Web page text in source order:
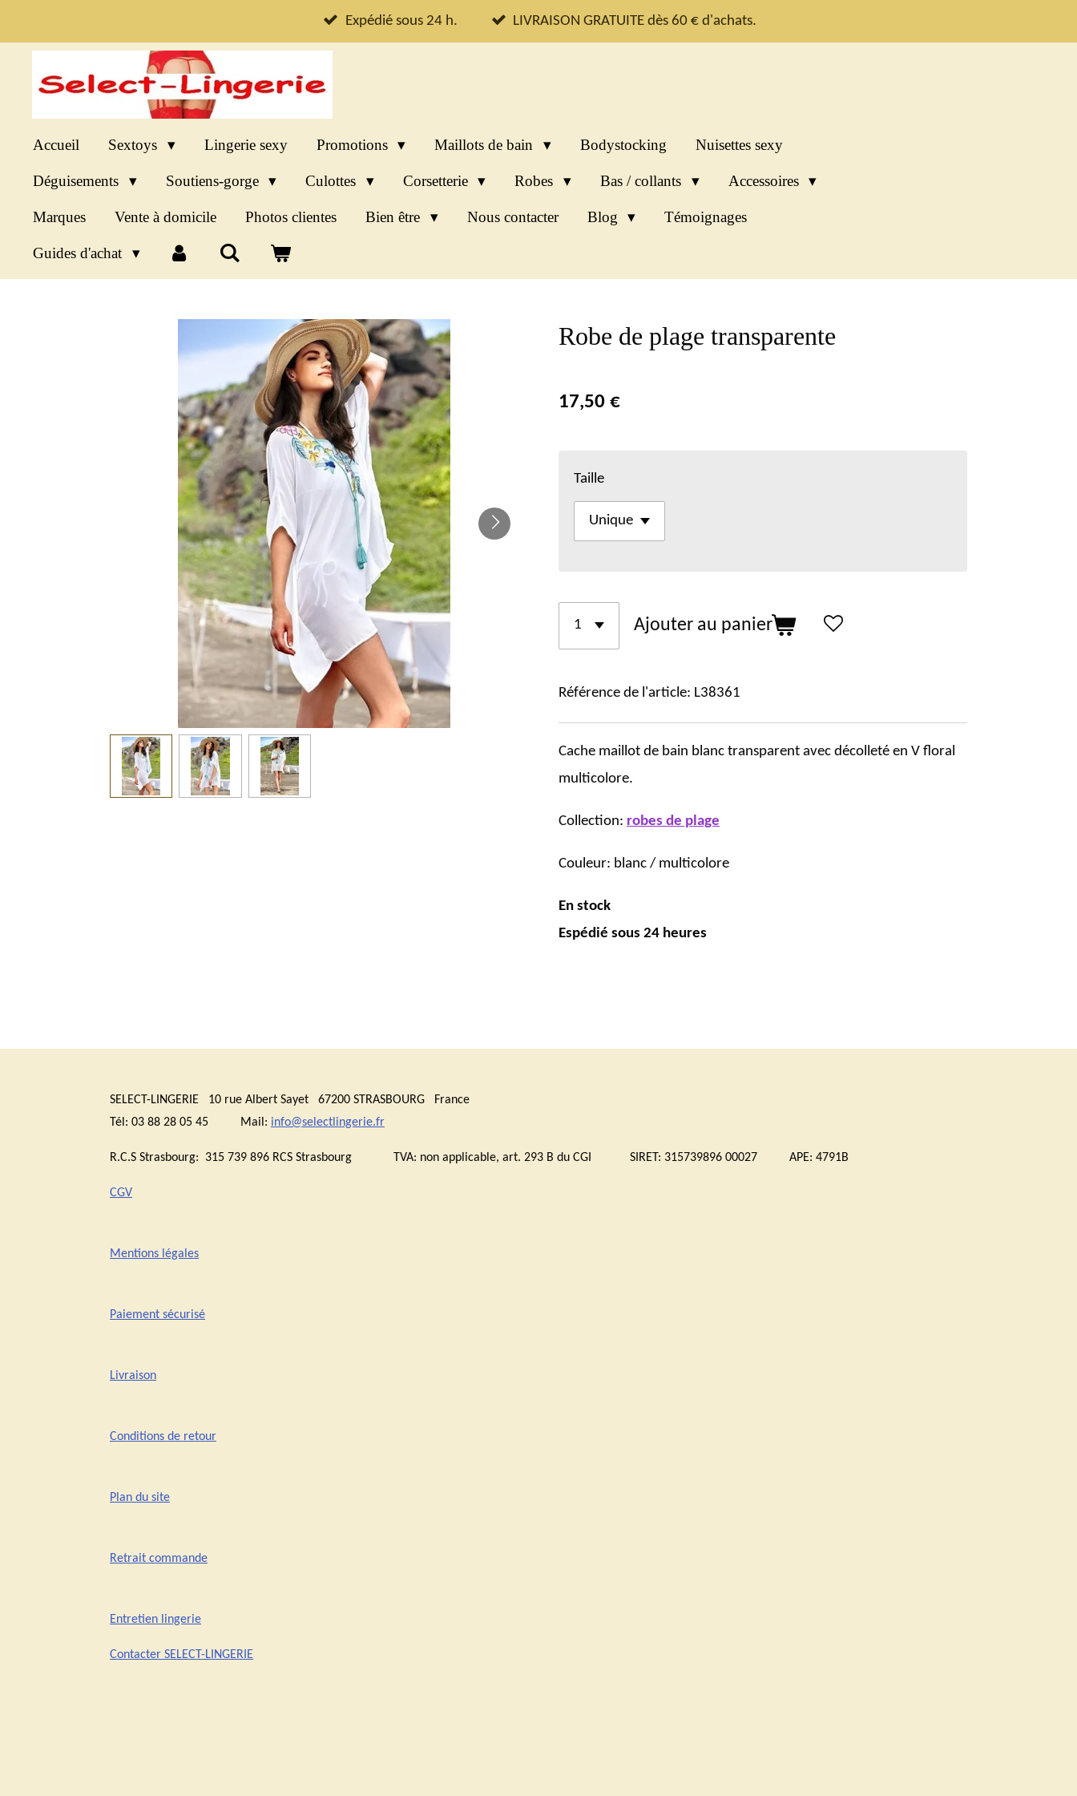
au
contenu
Expédié sous 24 h. LIVRAISON GRATUITE dès 60 € d'achats.
Accueil Sextoys Lingerie sexy Promotions Maillots de bain Bodystocking Nuisettes sexy
Déguisements Soutiens-gorge Culottes Corsetterie Robes Bas / collants Accessoires
Marques Vente à domicile Photos clientes Bien être Nous contacter Blog Témoignages
Guides d'achat
Robe de plage transparente
17,50 €
Taille
Ajouter au panier
Référence de l'article: L38361
Cache maillot de bain blanc transparent avec décolleté en V floral
multicolore.
Collection: robes de plage
Couleur: blanc / multicolore
En stock
Espédié sous 24 heures
SELECT-LINGERIE 10 rue Albert Sayet 67200 STRASBOURG France
Tél: 03 88 28 05 45 Mail: info@selectlingerie.fr
R.C.S Strasbourg: 315 739 896 RCS Strasbourg TVA: non applicable, art. 293 B du CGI SIRET: 315739896 00027 APE: 4791B
CGV
Mentions légales
Paiement sécurisé
Livraison
Conditions de retour
Plan du site
Retrait commande
Entretien lingerie
Contacter SELECT-LINGERIE